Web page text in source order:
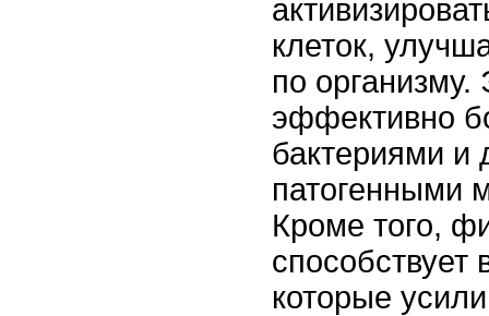
клеток,
по организму.
эффективно
бактериями и
патогенными
Кроме того,
способствует
которые